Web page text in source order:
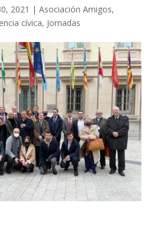
2021 | Asociación Amigos,
cívica, Jornadas